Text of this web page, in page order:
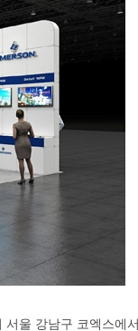
서울 강남구 코엑스에서